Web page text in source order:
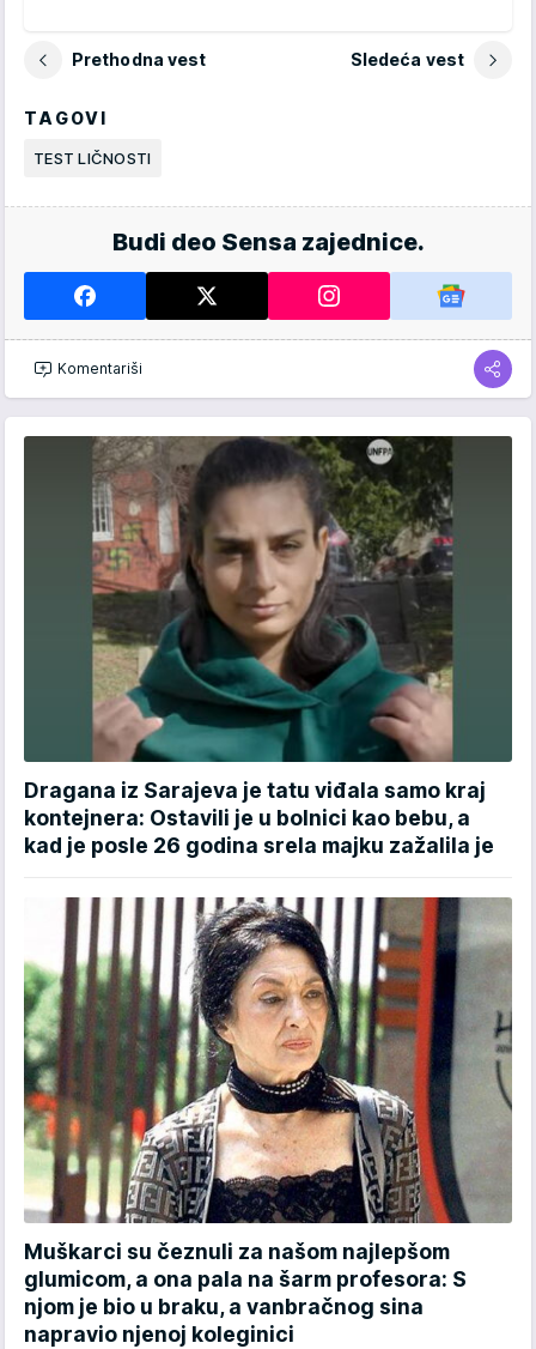
Prethodna vest Sledeća vest
TAGOVI
TEST LIČNOSTI
Budi deo Sensa zajednice.
Komentariši
Dragana iz Sarajeva je tatu viđala samo kraj
kontejnera: Ostavili je u bolnici kao bebu, a
kad je posle 26 godina srela majku zažalila je
Muškarci su čeznuli za našom najlepšom
glumicom, a ona pala na šarm profesora: S
njom je bio u braku, a vanbračnog sina
napravio njenoj koleginici